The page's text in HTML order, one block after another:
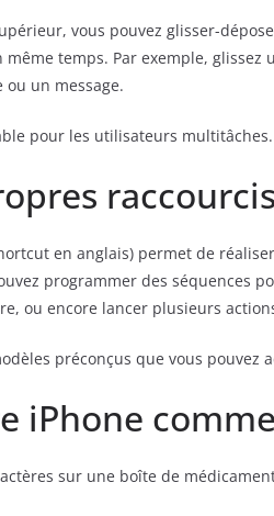
vous pouvez glisser-
temps. Par exemple, glissez
un message.
pour les utilisateurs multitâches.
en anglais) permet de
programmer des séquences
ou encore lancer plusieurs
préconçus que vous pouvez
iPhone
sur une boîte de